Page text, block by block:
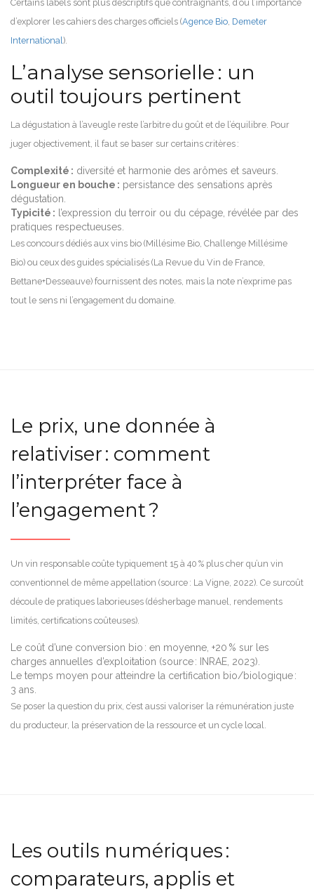
Certains labels sont plus descriptifs que contraignants, d’où l’importance
d’explorer les cahiers des charges officiels (Agence Bio Demeter
International ).
L’analyse sensorielle : un
outil toujours pertinent
La dégustation à l’aveugle reste l’arbitre du goût et de l’équilibre. Pour
juger objectivement, il faut se baser sur certains critères :
Complexité : diversité et harmonie des arômes et saveurs.
Longueur en bouche : persistance des sensations après
dégustation.
Typicité : l’expression du terroir ou du cépage, révélée par des
pratiques respectueuses.
Les concours dédiés aux vins bio (Millésime Bio, Challenge Millésime
Bio) ou ceux des guides spécialisés (La Revue du Vin de France,
Bettane+Desseauve) fournissent des notes, mais la note n’exprime pas
tout le sens ni l’engagement du domaine.
Le prix, une donnée à
relativiser : comment
l’interpréter face à
l’engagement ?
Un vin responsable coûte typiquement 15 à 40 % plus cher qu’un vin
conventionnel de même appellation (source : La Vigne, 2022). Ce surcoût
découle de pratiques laborieuses (désherbage manuel, rendements
limités, certifications coûteuses).
Le coût d’une conversion bio : en moyenne, +20 % sur les
charges annuelles d’exploitation (source : INRAE, 2023).
Le temps moyen pour atteindre la certification bio/biologique :
3 ans.
Se poser la question du prix, c’est aussi valoriser la rémunération juste
du producteur, la préservation de la ressource et un cycle local.
Les outils numériques :
comparateurs, applis et